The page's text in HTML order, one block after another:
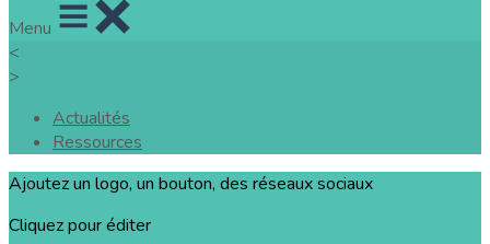
Menu
<
>
Actualités
Ressources
Ajoutez un logo, un bouton, des réseaux sociaux
Cliquez pour éditer